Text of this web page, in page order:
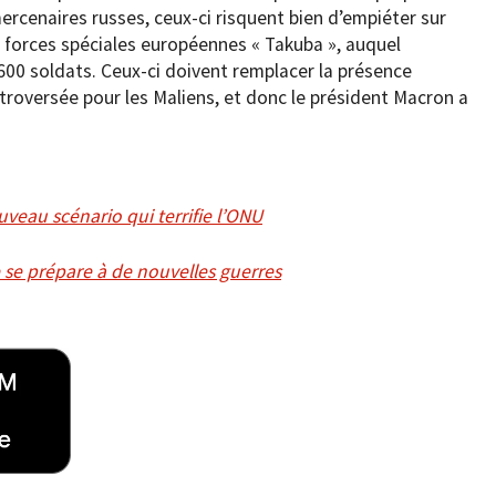
russes, ceux-ci risquent bien d’empiéter sur
spéciales européennes « Takuba », auquel
soldats. Ceux-ci doivent remplacer la présence
pour les Maliens, et donc le président Macron a
scénario qui terrifie l’ONU
prépare à de nouvelles guerres